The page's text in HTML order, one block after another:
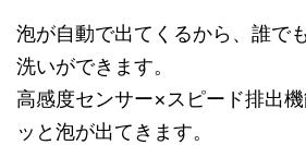
泡が自動で出てくるから、誰で
洗いができます。
高感度センサー×スピード排出
ッと泡が出てきます。